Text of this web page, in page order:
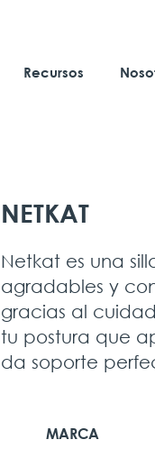
Recursos
NETKAT
Netkat es una
agradables y
gracias al
tu postura que
da soporte
MARCA